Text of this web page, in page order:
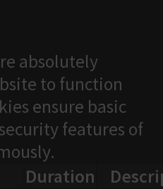
absolutely
to function
ensure basic
features of
Duration